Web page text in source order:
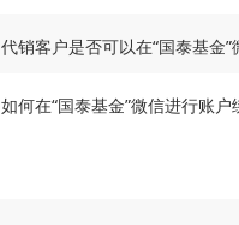
代销客户是否可以在“国泰基金
如何在“国泰基金”微信进行账户